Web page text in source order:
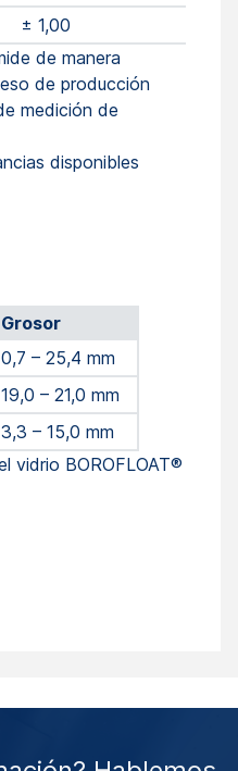
± 1,00
de manera
de producción
medición de
disponibles
Grosor
0,7 – 25,4 mm
19,0 – 21,0 mm
3,3 – 15,0 mm
vidrio BOROFLOAT®